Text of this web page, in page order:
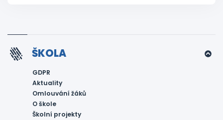
ŠKOLA
GDPR
Aktuality
Omlouvání žáků
O škole
Školní projekty